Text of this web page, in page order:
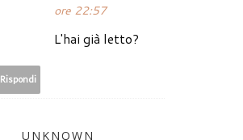
ore 22:57
L'hai già letto?
Rispondi
UNKNOWN